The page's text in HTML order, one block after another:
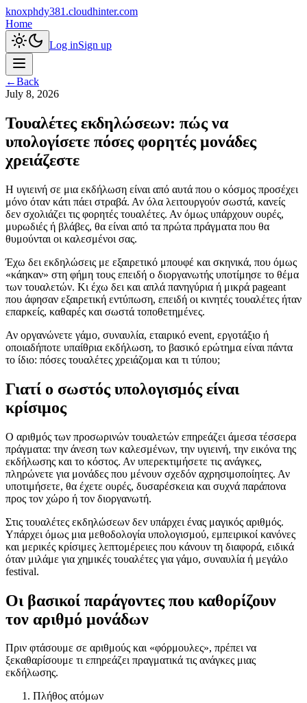
knoxphdy381.cloudhinter.com
Home
Log inSign up
←Back
July 8, 2026
Τουαλέτες εκδηλώσεων: πώς να
υπολογίσετε πόσες φορητές μονάδες
χρειάζεστε
Η υγιεινή σε μια εκδήλωση είναι από αυτά που ο κόσμος προσέχει
μόνο όταν κάτι πάει στραβά. Αν όλα λειτουργούν σωστά, κανείς
δεν σχολιάζει τις φορητές τουαλέτες. Αν όμως υπάρχουν ουρές,
μυρωδιές ή βλάβες, θα είναι από τα πρώτα πράγματα που θα
θυμούνται οι καλεσμένοι σας.
Έχω δει εκδηλώσεις με εξαιρετικό μπουφέ και σκηνικά, που όμως
«κάηκαν» στη φήμη τους επειδή ο διοργανωτής υποτίμησε το θέμα
των τουαλετών. Κι έχω δει και απλά πανηγύρια ή μικρά pageant
που άφησαν εξαιρετική εντύπωση, επειδή οι κινητές τουαλέτες ήταν
επαρκείς, καθαρές και σωστά τοποθετημένες.
Αν οργανώνετε γάμο, συναυλία, εταιρικό event, εργοτάξιο ή
οποιαδήποτε υπαίθρια εκδήλωση, το βασικό ερώτημα είναι πάντα
το ίδιο: πόσες τουαλέτες χρειάζομαι και τι τύπου;
Γιατί ο σωστός υπολογισμός είναι
κρίσιμος
Ο αριθμός των προσωρινών τουαλετών επηρεάζει άμεσα τέσσερα
πράγματα: την άνεση των καλεσμένων, την υγιεινή, την εικόνα της
εκδήλωσης και το κόστος. Αν υπερεκτιμήσετε τις ανάγκες,
πληρώνετε για μονάδες που μένουν σχεδόν αχρησιμοποίητες. Αν
υποτιμήσετε, θα έχετε ουρές, δυσαρέσκεια και συχνά παράπονα
προς τον χώρο ή τον διοργανωτή.
Στις τουαλέτες εκδηλώσεων δεν υπάρχει ένας μαγικός αριθμός.
Υπάρχει όμως μια μεθοδολογία υπολογισμού, εμπειρικοί κανόνες
και μερικές κρίσιμες λεπτομέρειες που κάνουν τη διαφορά, ειδικά
όταν μιλάμε για χημικές τουαλέτες για γάμο, συναυλία ή μεγάλο
festival.
Οι βασικοί παράγοντες που καθορίζουν
τον αριθμό μονάδων
Πριν φτάσουμε σε αριθμούς και «φόρμουλες», πρέπει να
ξεκαθαρίσουμε τι επηρεάζει πραγματικά τις ανάγκες μιας
εκδήλωσης.
Πλήθος ατόμων